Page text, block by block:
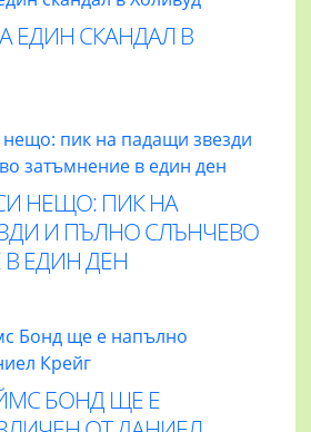
ЕДИН СКАНДАЛ В
НЕЩО: ПИК НА
И ПЪЛНО СЛЪНЧЕВО
ЕДИН ДЕН
БОНД ЩЕ Е